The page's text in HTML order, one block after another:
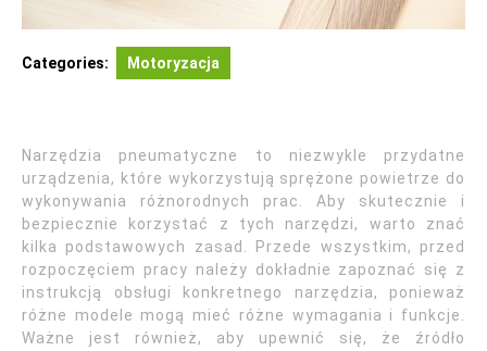
Categories: Motoryzacja
Narzędzia pneumatyczne to niezwykle przydatne
urządzenia, które wykorzystują sprężone powietrze do
wykonywania różnorodnych prac. Aby skutecznie i
bezpiecznie korzystać z tych narzędzi, warto znać
kilka podstawowych zasad. Przede wszystkim, przed
rozpoczęciem pracy należy dokładnie zapoznać się z
instrukcją obsługi konkretnego narzędzia, ponieważ
różne modele mogą mieć różne wymagania i funkcje.
Ważne jest również, aby upewnić się, że źródło